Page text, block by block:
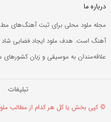
درباره ما
مجله ملود محلی برای ثبت آهنگ‌های
آهنگ است. هدف ملود ایجاد فضایی شاد
علاقه‌مندان به موسیقی و زبان
تبلیغات
© کپی بخش یا کل هر کدام از مطالب